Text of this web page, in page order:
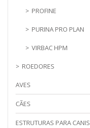
PROFINE
PURINA PRO PLAN
VIRBAC HPM
ROEDORES
AVES
CÃES
ESTRUTURAS PARA CANIS